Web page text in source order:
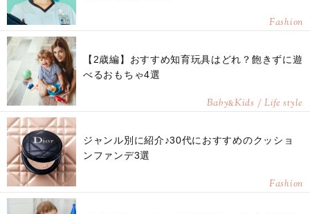
Fashion
【2歳編】おすすめ知育玩具はどれ？飽きずに遊
べるおもちゃ4選
Baby&Kids / Life style
ジャンル別に紹介♪30代におすすめのクッショ
ンファンデ3選
Fashion